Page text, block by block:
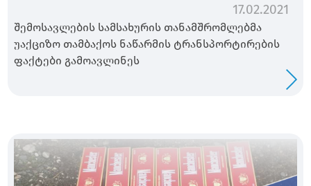
17.02.2021
შემოსავლების სამსახურის თანამშრომლებმა
უაქციზო თამბაქოს ნაწარმის ტრანსპორტირების
ფაქტები გამოავლინეს